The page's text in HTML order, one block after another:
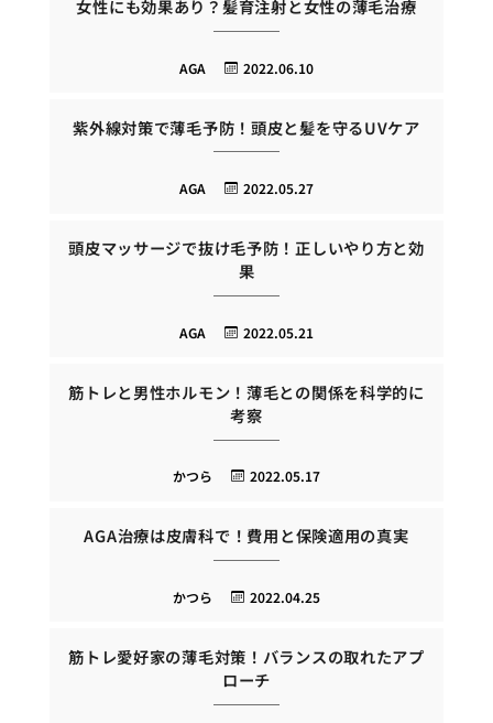
女性にも効果あり？髪育注射と女性の薄毛治療
2022.06.10
AGA
紫外線対策で薄毛予防！頭皮と髪を守るUVケア
2022.05.27
AGA
頭皮マッサージで抜け毛予防！正しいやり方と効
果
2022.05.21
AGA
筋トレと男性ホルモン！薄毛との関係を科学的に
考察
2022.05.17
かつら
AGA治療は皮膚科で！費用と保険適用の真実
2022.04.25
かつら
筋トレ愛好家の薄毛対策！バランスの取れたアプ
ローチ